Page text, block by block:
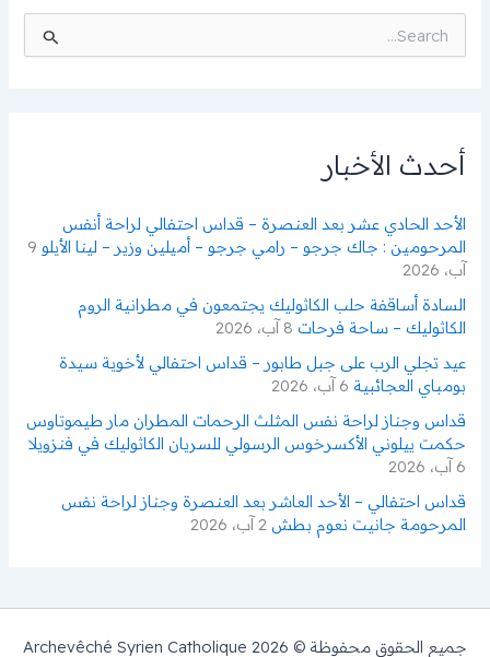
ن
أحدث الأخبار
الأحد الحادي عشر بعد العنصرة – قداس احتفالي لراحة أنفس
المرحومين : جاك جرجو – رامي جرجو – أميلين وزير – لينا الأيلو 9
آب، 2026
السادة أساقفة حلب الكاثوليك يجتمعون في مطرانية الروم
الكاثوليك – ساحة فرحات 8 آب، 2026
عيد تجلي الرب على جبل طابور – قداس احتفالي لأخوية سيدة
بومباي العجائبية 6 آب، 2026
قداس وجناز لراحة نفس المثلث الرحمات المطران مار طيموتاوس
حكمت ييلوني الأكسرخوس الرسولي للسريان الكاثوليك في فنزويلا
6 آب، 2026
قداس احتفالي – الأحد العاشر بعد العنصرة وجناز لراحة نفس
المرحومة جانيت نعوم بطش 2 آب، 2026
جميع الحقوق محفوظة © 2026 Archevêché Syrien Catholique